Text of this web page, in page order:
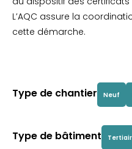
L’AQC assure la
cette démarche.
Type de chantier Neuf
Type de bâtiment